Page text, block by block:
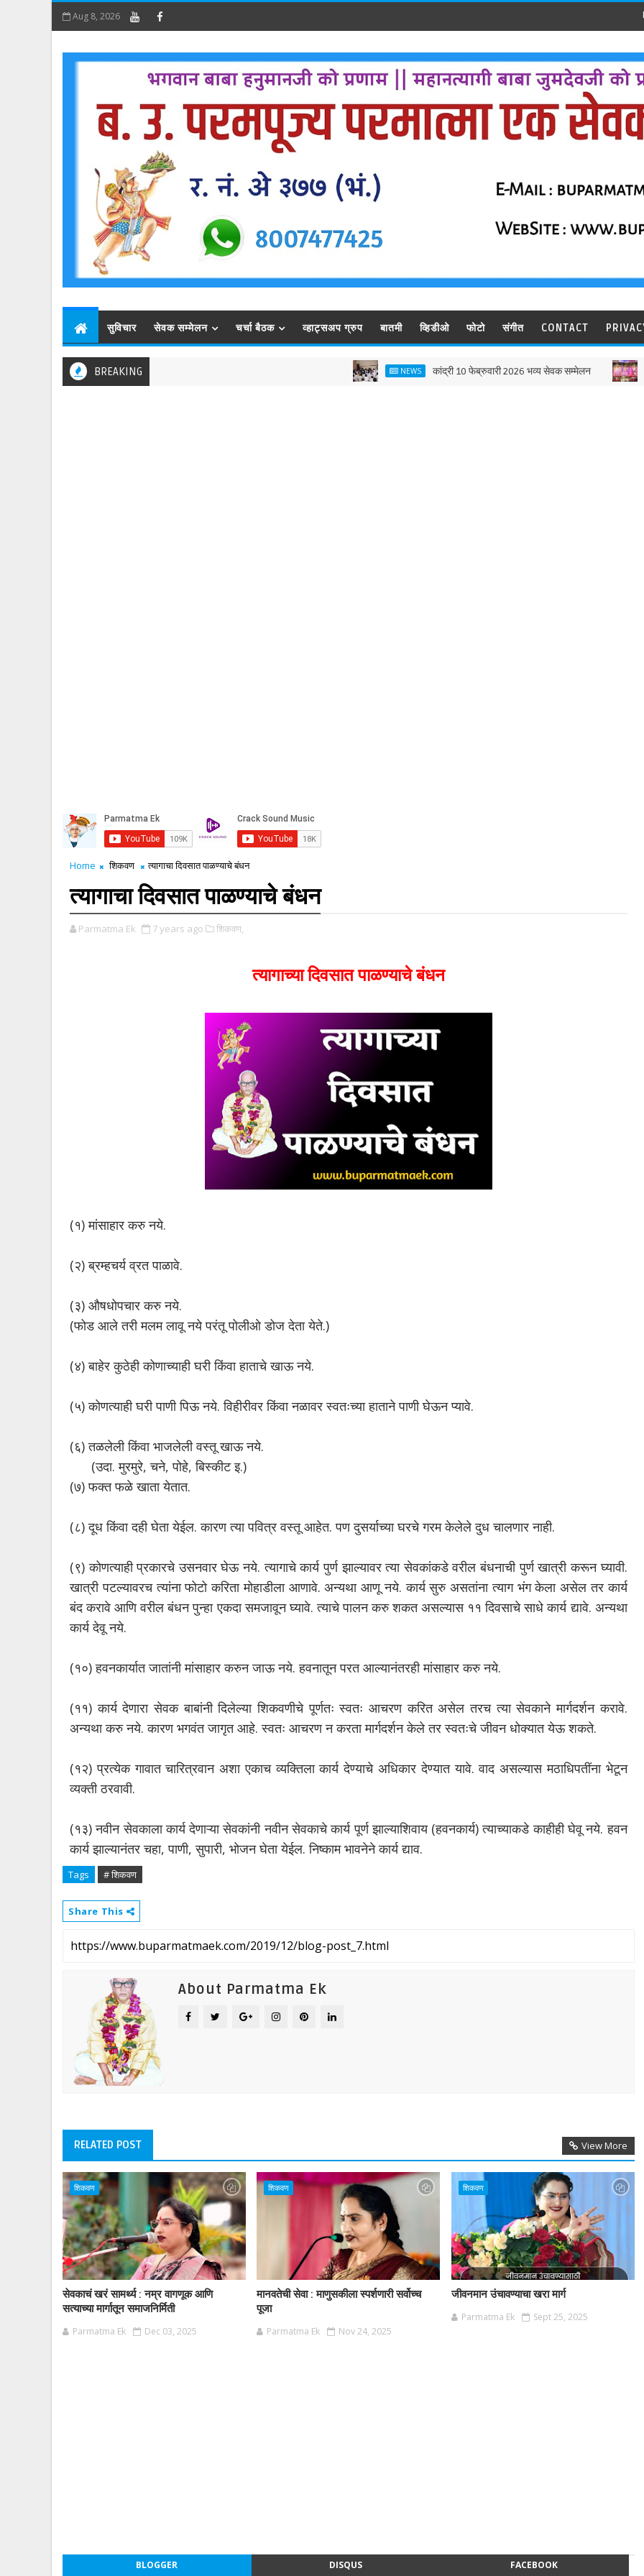
Aug 8, 2026
सुविचार सेवक सम्मेलन चर्चा बैठक व्हाट्सअप ग्रुप बातमी व्हिडीओ फोटो संगीत CONTACT
BREAKING NEWS कांद्री 10 फेब्रुवारी 2026 भव्य सेवक सम्मेलन NEWS
Home शिकवण त्यागाचा दिवसात पाळण्याचे बंधन
त्यागाचा दिवसात पाळण्याचे बंधन
Parmatma Ek 7 years ago शिकवण,
त्यागाच्या दिवसात पाळण्याचे बंधन
(१) मांसाहार करु नये.
(२) ब्रम्हचर्य व्रत पाळावे.
(३) औषधोपचार करु नये.
(फोड आले तरी मलम लावू नये परंतू पोलीओ डोज देता येते.)
(४) बाहेर कुठेही कोणाच्याही घरी किंवा हाताचे खाऊ नये.
(५) कोणत्याही घरी पाणी पिऊ नये. विहीरीवर किंवा नळावर स्वतःच्या हाताने पाणी घेऊन प्यावे.
(६) तळलेली किंवा भाजलेली वस्तू खाऊ नये.
(उदा. मुरमुरे, चने, पोहे, बिस्कीट इ.)
(७) फक्त फळे खाता येतात.
(८) दूध किंवा दही घेता येईल. कारण त्या पवित्र वस्तू आहेत. पण दुसर्याच्या घरचे गरम केलेले दुध चालणार नाही.
(९) कोणत्याही प्रकारचे उसनवार घेऊ नये. त्यागाचे कार्य पुर्ण झाल्यावर त्या सेवकांकडे वरील बंधनाची पुर्ण खात्री करून घ्यावी.
खात्री पटल्यावरच त्यांना फोटो करिता मोहाडीला आणावे. अन्यथा आणू नये. कार्य सुरु असतांना त्याग भंग केला असेल तर कार्य
बंद करावे आणि वरील बंधन पुन्हा एकदा समजावून घ्यावे. त्याचे पालन करु शकत असल्यास ११ दिवसाचे साधे कार्य द्यावे. अन्यथा
कार्य देवू नये.
(१०) हवनकार्यात जातांनी मांसाहार करुन जाऊ नये. हवनातून परत आल्यानंतरही मांसाहार करु नये.
(११) कार्य देणारा सेवक बाबांनी दिलेल्या शिकवणीचे पूर्णतः स्वतः आचरण करित असेल तरच त्या सेवकाने मार्गदर्शन करावे.
अन्यथा करु नये. कारण भगवंत जागृत आहे. स्वतः आचरण न करता मार्गदर्शन केले तर स्वतःचे जीवन धोक्यात येऊ शकते.
(१२) प्रत्येक गावात चारित्रवान अशा एकाच व्यक्तिला कार्य देण्याचे अधिकार देण्यात यावे. वाद असल्यास मठाधिपतींना भेटून
व्यक्ती ठरवावी.
(१३) नवीन सेवकाला कार्य देणाऱ्या सेवकांनी नवीन सेवकाचे कार्य पूर्ण झाल्याशिवाय (हवनकार्य) त्याच्याकडे काहीही घेवू नये. हवन
कार्य झाल्यानंतर चहा, पाणी, सुपारी, भोजन घेता येईल. निष्काम भावनेने कार्य द्याव.
Tags # शिकवण
Share This
About Parmatma Ek
RELATED POST View More
शिकवण
सेवकाचं खरं सामर्थ्य : नम्र वागणूक आणि
सत्याच्या मार्गातून समाजनिर्मिती
Parmatma Ek Dec 03, 2025
शिकवण
मानवतेची सेवा : माणुसकीला स्पर्शणारी सर्वोच्च
पूजा
Parmatma Ek Nov 24, 2025
शिकवण
जीवनमान उंचावण्याचा खरा मार्ग
Parmatma Ek Sept 25, 2025
BLOGGER DISQUS FACEBOOK